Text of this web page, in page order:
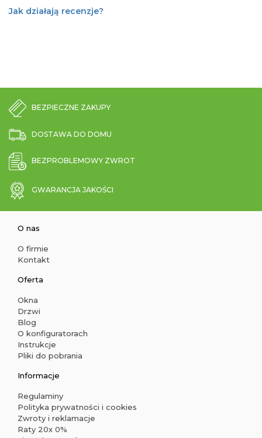
Jak działają recenzje?
BEZPIECZNE ZAKUPY
DOSTAWA DO DOMU
BEZPROBLEMOWY ZWROT
GWARANCJA JAKOŚCI
O nas
O firmie
Kontakt
Oferta
Okna
Drzwi
Blog
O konfiguratorach
Instrukcje
Pliki do pobrania
Informacje
Regulaminy
Polityka prywatności i cookies
Zwroty i reklamacje
Raty 20x 0%